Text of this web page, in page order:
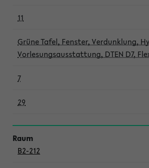
11
Grüne Tafel, Fenster, Verdunklung,
Vorlesungsausstattung, DTEN D7,
7
29
B2-212